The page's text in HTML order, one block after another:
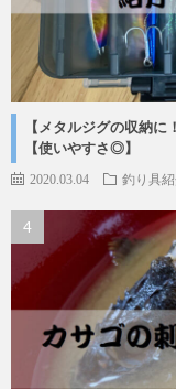
【メタルジグの収納
【使いやすさ◎】
2020.03.04 釣り具紹